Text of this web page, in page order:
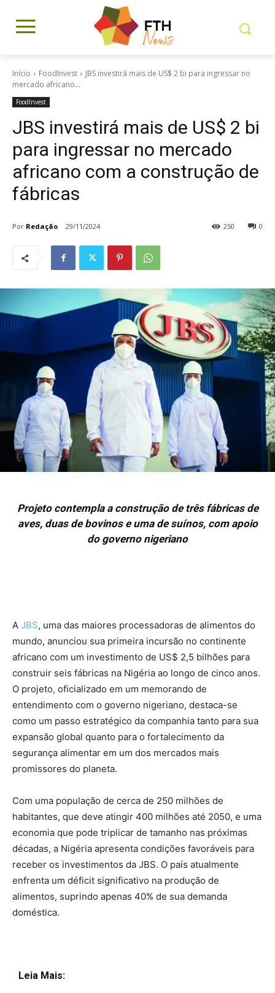
Início FoodInvest
JBS investirá mais de US$ 2 bi para ingressar no
mercado africano...
FoodInvest
JBS investirá mais de US$ 2 bi
para ingressar no mercado
africano com a construção de
fábricas
Por Redação 29/11/2024 0
250
Projeto contempla a construção de três fábricas de
aves, duas de bovinos e uma de suínos, com apoio
do governo nigeriano
A JBS, uma das maiores processadoras de alimentos do
mundo, anunciou sua primeira incursão no continente
africano com um investimento de US$ 2,5 bilhões para
construir seis fábricas na Nigéria ao longo de cinco anos.
O projeto, oficializado em um memorando de
entendimento com o governo nigeriano, destaca-se
como um passo estratégico da companhia tanto para sua
expansão global quanto para o fortalecimento da
segurança alimentar em um dos mercados mais
promissores do planeta.
Com uma população de cerca de 250 milhões de
habitantes, que deve atingir 400 milhões até 2050, e uma
economia que pode triplicar de tamanho nas próximas
décadas, a Nigéria apresenta condições favoráveis para
receber os investimentos da JBS. O país atualmente
enfrenta um déficit significativo na produção de
alimentos, suprindo apenas 40% de sua demanda
doméstica.
Leia Mais: